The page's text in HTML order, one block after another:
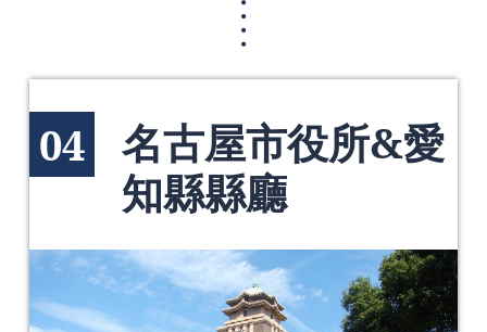
04
名古屋市役所&愛
知縣縣廳